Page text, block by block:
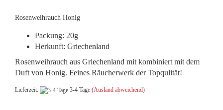
Rosenweihrauch Honig
Packung: 20g
Herkunft: Griechenland
Rosenweihrauch aus Griechenland mit kombiniert mit dem
Duft von Honig. Feines Räucherwerk der Topqulität!
Lieferzeit: 3-4 Tage (Ausland abweichend)